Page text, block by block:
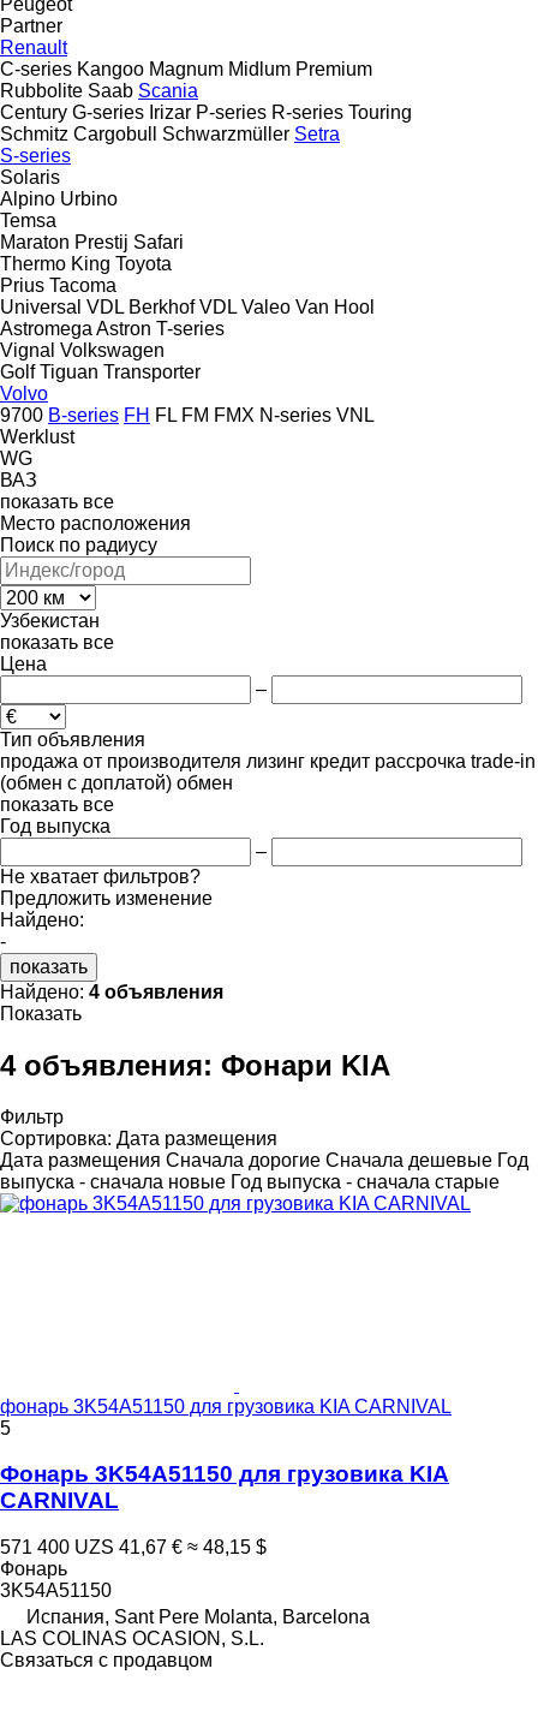
Partner
Renault
C-series Kangoo Magnum Midlum Premium
Rubbolite Saab Scania
Century G-series Irizar P-series R-series Touring
Schmitz Cargobull
Schwarzmüller Setra
S-series
Solaris
Alpino Urbino
Temsa
Maraton Prestij Safari
Thermo King Toyota
Prius Tacoma
Universal VDL Berkhof VDL Valeo Van Hool
Astromega Astron T-series
Vignal Volkswagen
Golf Tiguan Transporter
Volvo
9700 B-series FH FL FM FMX N-series VNL
Werklust
WG
ВАЗ
показать все
Место расположения
Поиск по радиусу
Узбекистан
показать все
Цена
–
Тип объявления
продажа от производителя лизинг кредит рассрочка trade-in
(обмен с доплатой) обмен
показать все
Год выпуска
–
Не хватает фильтров?
Предложить изменение
Найдено:
-
показать
Найдено: 4 объявления
Показать
4 объявления: Фонари KIA
Фильтр
Сортировка: Дата размещения
Дата размещения Сначала дорогие Сначала дешевые Год
выпуска - сначала новые Год выпуска - сначала старые
фонарь 3K54A51150 для грузовика KIA CARNIVAL
5
Фонарь 3K54A51150 для грузовика KIA
CARNIVAL
571 400 UZS 41,67 € ≈ 48,15 $
Фонарь
3K54A51150
Испания, Sant Pere Molanta, Barcelona
LAS COLINAS OCASION, S.L.
Связаться с продавцом